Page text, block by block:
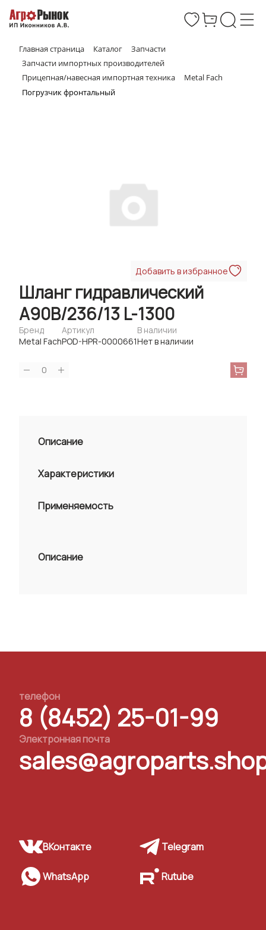
Главная страница Каталог
Запчасти
Запчасти импортных производителей
Прицепная/навесная импортная техника
Metal Fach
Погрузчик фронтальный
Добавить в избранное
Шланг гидравлический
А90В/236/13 L-1300
Бренд
Metal Fach
Артикул
POD-HPR-0000661
В наличии
Нет в наличии
0
Описание
Характеристики
Применяемость
Описание
телефон
8 (8452) 25-01-99
Электронная почта
ВКонтакте Telegram
WhatsApp Rutube